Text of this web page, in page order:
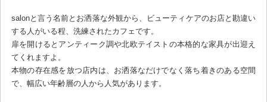
salonと言う名前とお洒落な外観から、ビューティケアのお店と勘違い
する人がいる程、洗練されたカフェです。
扉を開けるとアンティーク調や北欧テイストの本格的な家具が出迎え
てくれますよ。
本物の存在感を放つ店内は、お洒落なだけでなく落ち着きのある空間
で、幅広い年齢層の人から人気があります。